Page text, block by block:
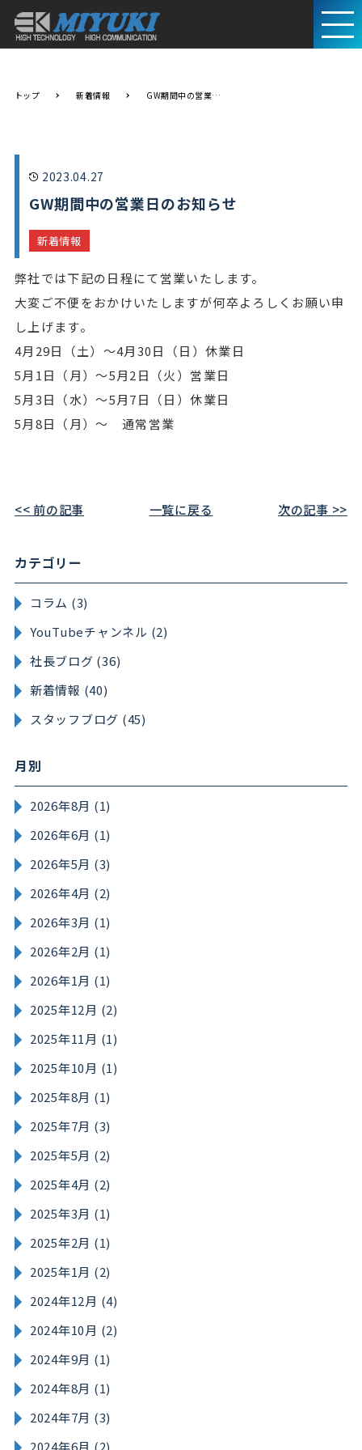
トップ 新着情報 GW期間中の営業日のお知らせ
2023.04.27
GW期間中の営業日のお知らせ
新着情報
弊社では下記の日程にて営業いたします。
大変ご不便をおかけいたしますが何卒よろしくお願い申
し上げます。
4月29日（土）～4月30日（日）休業日
5月1日（月）～5月2日（火）営業日
5月3日（水）～5月7日（日）休業日
5月8日（月）～ 通常営業
カテゴリー
コラム (3)
YouTubeチャンネル (2)
社長ブログ (36)
新着情報 (40)
スタッフブログ (45)
月別
2026年8月 (1)
2026年6月 (1)
2026年5月 (3)
2026年4月 (2)
2026年3月 (1)
2026年2月 (1)
2026年1月 (1)
2025年12月 (2)
2025年11月 (1)
2025年10月 (1)
2025年8月 (1)
2025年7月 (3)
2025年5月 (2)
2025年4月 (2)
2025年3月 (1)
2025年2月 (1)
2025年1月 (2)
2024年12月 (4)
2024年10月 (2)
2024年9月 (1)
2024年8月 (1)
2024年7月 (3)
2024年6月 (2)
<< 前の記事 一覧に戻る 次の記事 >>